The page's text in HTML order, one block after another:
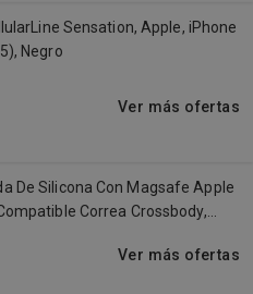
Sensation, Apple, iPhone
Negro
Ver más ofertas
Ver más ofertas